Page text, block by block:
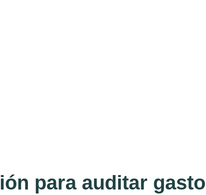
para auditar